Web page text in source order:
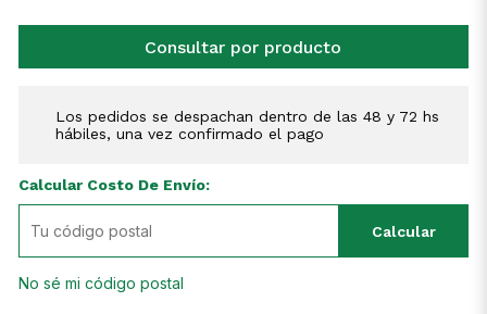
Consultar por producto
Los pedidos se despachan dentro de las 48 y 72 hs
hábiles, una vez confirmado el pago
Calcular Costo De Envío:
Calcular
No sé mi código postal